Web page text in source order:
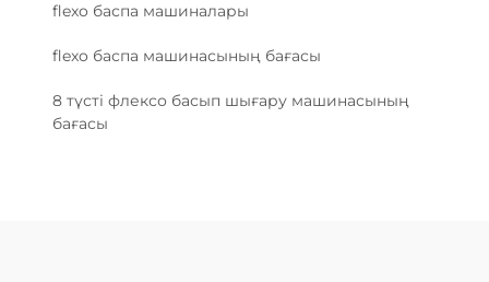
flexo баспа машиналары
flexo баспа машинасының бағасы
8 түсті флексо басып шығару машинасының
бағасы